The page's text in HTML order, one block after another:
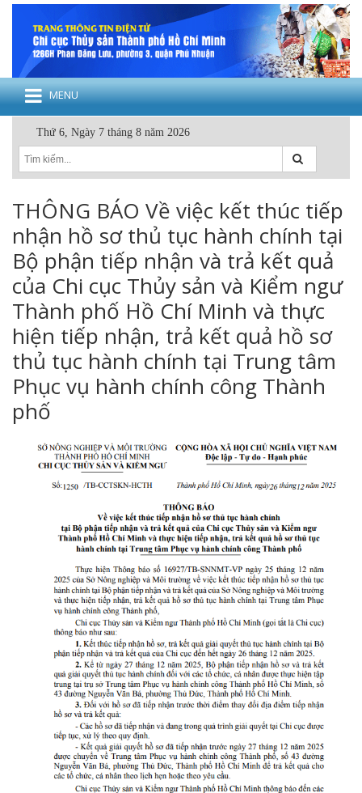
MENU
Thứ 6, Ngày 7 tháng 8 năm 2026
THÔNG BÁO Về việc kết thúc tiếp
nhận hồ sơ thủ tục hành chính tại
Bộ phận tiếp nhận và trả kết quả
của Chi cục Thủy sản và Kiểm ngư
Thành phố Hồ Chí Minh và thực
hiện tiếp nhận, trả kết quả hồ sơ
thủ tục hành chính tại Trung tâm
Phục vụ hành chính công Thành
phố